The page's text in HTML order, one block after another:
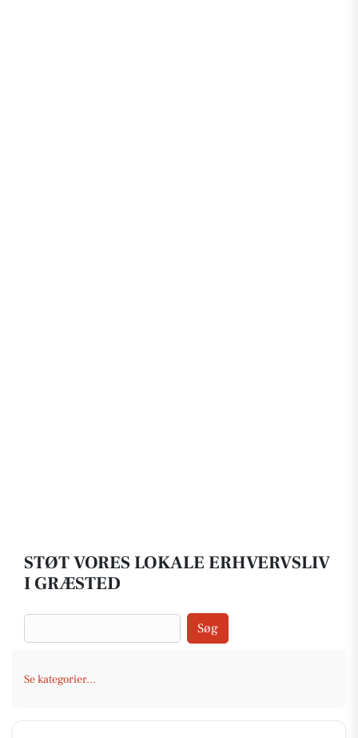
STØT VORES LOKALE ERHVERVSLIV
I GRÆSTED
Søg
Se kategorier...